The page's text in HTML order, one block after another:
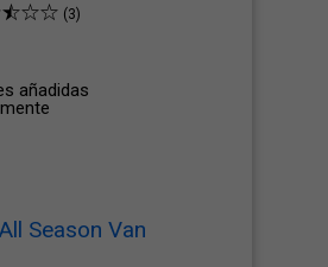
(3)
añadidas
Season Van